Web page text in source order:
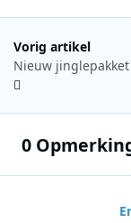
Vorig artikel
0